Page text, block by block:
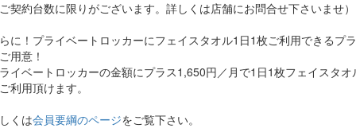
契約台数に限りがございます。詳しくは店舗にお問合せ下さいませ）
に！プライベートロッカーにフェイスタオル1日1枚ご利用できるプ
用意！
イベートロッカーの金額にプラス1,650円／月で1日1枚フェイスタオ
利用頂けます。
くは会員要綱のページをご覧下さい。